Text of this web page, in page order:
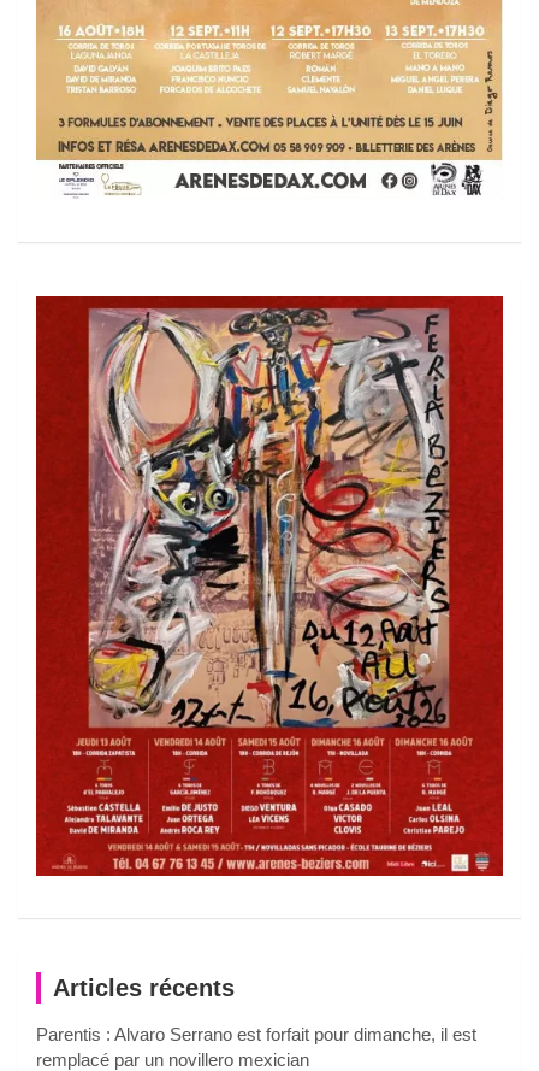
Articles récents
Parentis : Alvaro Serrano est forfait pour dimanche, il est
remplacé par un novillero mexician